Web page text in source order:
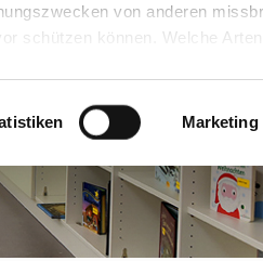
von anderen
schützen können. Welche Arten
Auswahl der gewünschten
werden.
Marketing